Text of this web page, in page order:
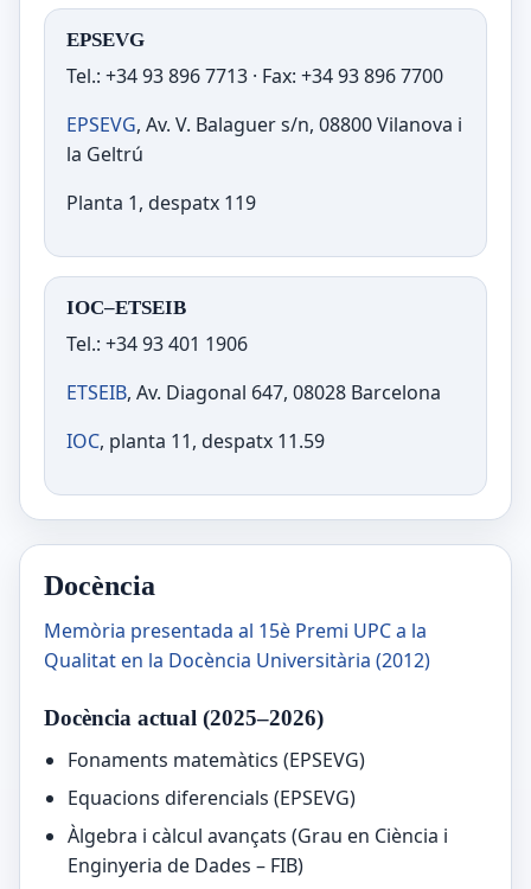
EPSEVG
Tel.: +34 93 896 7713 · Fax: +34 93 896 7700
EPSEVG, Av. V. Balaguer s/n, 08800 Vilanova i
la Geltrú
Planta 1, despatx 119
IOC–ETSEIB
Tel.: +34 93 401 1906
ETSEIB, Av. Diagonal 647, 08028 Barcelona
IOC, planta 11, despatx 11.59
Docència
Memòria presentada al 15è Premi UPC a la
Qualitat en la Docència Universitària (2012)
Docència actual (2025–2026)
Fonaments matemàtics (EPSEVG)
Equacions diferencials (EPSEVG)
Àlgebra i càlcul avançats (Grau en Ciència i
Enginyeria de Dades – FIB)